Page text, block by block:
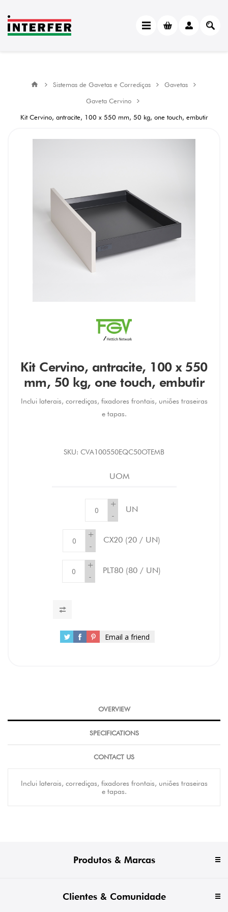
Sistemas de Gavetas e Corrediças
Gavetas
Gaveta Cervino
Kit Cervino, antracite, 100 x 550 mm, 50 kg, one touch, embutir
Kit Cervino, antracite, 100 x 550
mm, 50 kg, one touch, embutir
Inclui laterais, corrediças, fixadores frontais, uniões traseiras
e tapas.
SKU: CVA100550EQC50OTEMB
UOM
+
-
UN
+
-
CX20 (20 / UN)
+
-
PLT80 (80 / UN)
Email a friend
OVERVIEW
SPECIFICATIONS
CONTACT US
Inclui laterais, corrediças, fixadores frontais, uniões traseiras
e tapas.
Produtos & Marcas
Clientes & Comunidade